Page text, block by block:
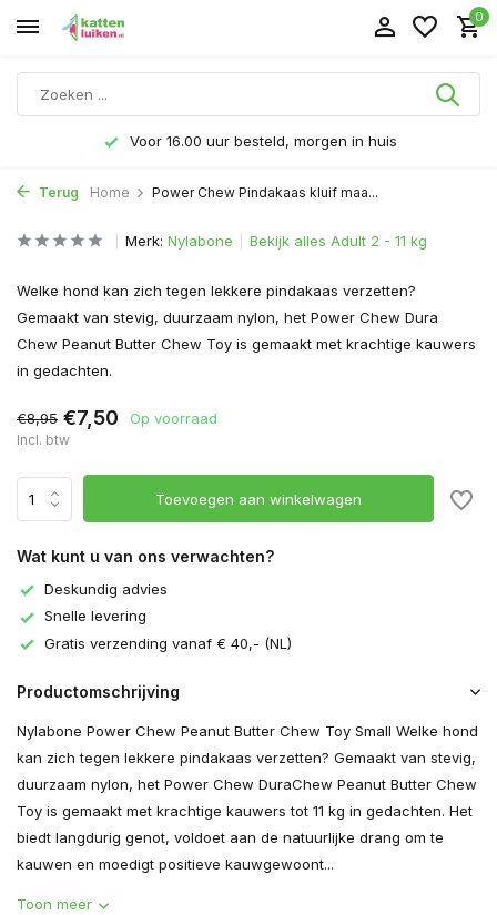
0
Voor 16.00 uur besteld, morgen in huis
Terug Home Power Chew Pindakaas kluif maa...
Merk: Nylabone Bekijk alles Adult 2 - 11 kg
Welke hond kan zich tegen lekkere pindakaas verzetten?
Gemaakt van stevig, duurzaam nylon, het Power Chew Dura
Chew Peanut Butter Chew Toy is gemaakt met krachtige kauwers
in gedachten.
€8,95 €7,50 Op voorraad
Incl. btw
Toevoegen aan winkelwagen
Wat kunt u van ons verwachten?
Deskundig advies
Snelle levering
Gratis verzending vanaf € 40,- (NL)
Productomschrijving
Nylabone Power Chew Peanut Butter Chew Toy Small Welke hond
kan zich tegen lekkere pindakaas verzetten? Gemaakt van stevig,
duurzaam nylon, het Power Chew DuraChew Peanut Butter Chew
Toy is gemaakt met krachtige kauwers tot 11 kg in gedachten. Het
biedt langdurig genot, voldoet aan de natuurlijke drang om te
kauwen en moedigt positieve kauwgewoont...
Toon meer